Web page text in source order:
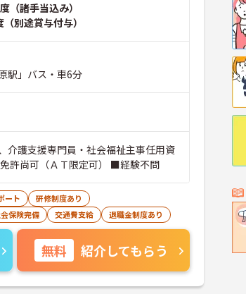
（諸手当込み）
（別途賞与付与）
駅」バス・車6分
介護支援専門員・社会福祉主事任用資
許尚可（ＡＴ限定可） ■経験不問
ート
研修制度あり
保険完備 交通費支給 退職金制度あり
無料 紹介してもらう